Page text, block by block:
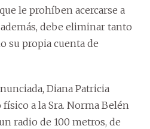
le prohíben acercarse a
debe eliminar tanto
su propia cuenta de
Diana Patricia
a la Sra. Norma Belén
radio de 100 metros, de